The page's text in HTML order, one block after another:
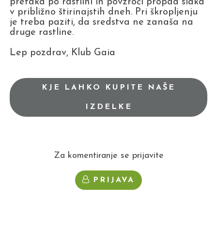
v približno štirinajstih dneh. Pri škropljenju
je treba paziti, da sredstva ne zanaša na
druge rastline.
Lep pozdrav, Klub Gaia
KJE LAHKO KUPITE NAŠE
IZDELKE
Za komentiranje se prijavite
PRIJAVA